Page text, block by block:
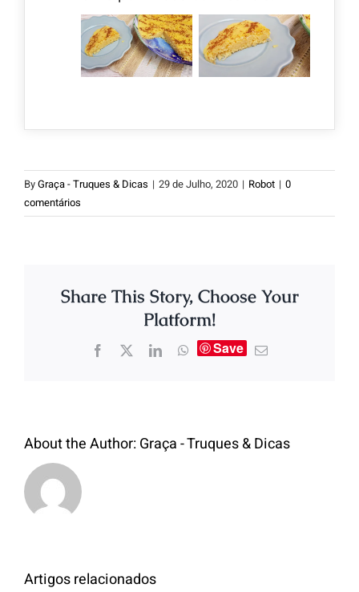
ByGraça - Truques & Dicas | 29 de Julho, 2020 | Robot | 0
comentários
Share This Story, Choose Your
Platform!
Save
About the Author:Graça - Truques & Dicas
Artigos relacionados